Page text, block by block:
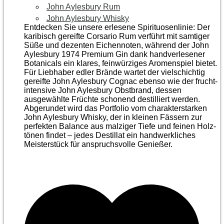
John Aylesbury Rum
John Aylesbury Whisky
Entdecken Sie unsere erlesene Spirituosenlinie: Der
karibisch gereifte Corsario Rum verführt mit samtiger
Süße und dezenten Eichen­noten, während der John
Aylesbury 1974 Premium Gin dank handverlesener
Botanicals ein klares, feinwürziges Aromenspiel bietet.
Für Liebhaber edler Brände wartet der vielschichtig
gereifte John Aylesbury Cognac ebenso wie der frucht­
intensive John Aylesbury Obstbrand, dessen
ausgewählte Früchte schonend destilliert werden.
Abgerundet wird das Portfolio vom charakterstarken
John Aylesbury Whisky, der in kleinen Fässern zur
perfekten Balance aus malziger Tiefe und feinen Holz­
tönen findet – jedes Destillat ein handwerkliches
Meister­stück für anspruchsvolle Genießer.